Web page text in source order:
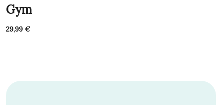
Gym
29,99 €